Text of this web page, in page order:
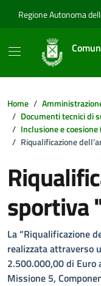
Regione Autonoma
Home
Documenti tecnici di
Inclusione e coesione
Riqualificazione
sportiva
Dettagli
La “Riqualificazione
realizzata attraverso
2.500.000,00 di Euro
Missione 5,